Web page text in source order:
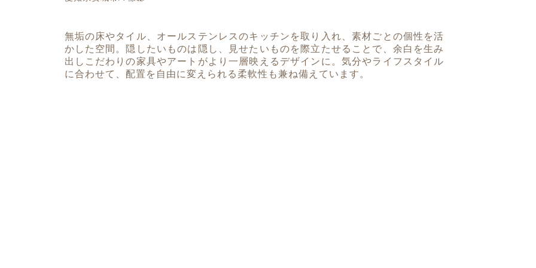
無垢の床やタイル、オールステンレスのキッチンを取り入れ、素材ごとの個性を活
かした空間。隠したいものは隠し、見せたいものを際立たせることで、余白を生み
出しこだわりの家具やアートがより一層映えるデザインに。気分やライフスタイル
に合わせて、配置を自由に変えられる柔軟性も兼ね備えています。